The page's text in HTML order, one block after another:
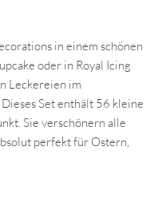
in einem schönen
oder in Royal Icing
Leckereien im
Set enthält 56 kleine
Sie verschönern alle
perfekt für Ostern,